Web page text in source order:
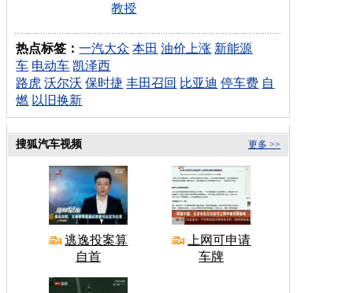
教授
热点标签：一汽大众 本田 油价上涨 新能源
车 电动车 凯泽西
路虎 沃尔沃 保时捷 丰田召回 比亚迪 停车费 自
燃 以旧换新
更多 >>
搜狐汽车视频
逃逸投案算
自首
上网可申请
车牌